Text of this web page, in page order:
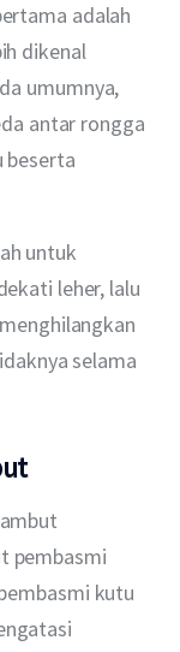
adalah
dikenal
umumnya,
antar rongga
beserta
untuk
leher, lalu
selama
pembasmi
kutu